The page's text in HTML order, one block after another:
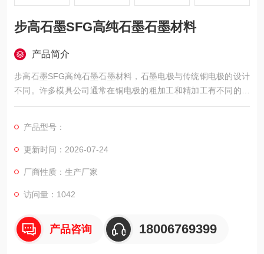
步高石墨SFG高纯石墨石墨材料
产品简介
步高石墨SFG高纯石墨石墨材料，石墨电极与传统铜电极的设计
不同。许多模具公司通常在铜电极的粗加工和精加工有不同的预
留量，而石墨电极则使用几乎相同的预留量，这减少了CAD/CAM
具型腔的精度。
产品型号：
更新时间：2026-07-24
厂商性质：生产厂家
访问量：1042
产品咨询 18006769399